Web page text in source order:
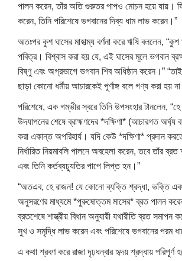
পালন করেন, তাঁর অতি গুরুতর পাপও মোচন হয়ে যায়।
করেন, তিনি পরিশেষে ভগবানের দিব্য ধাম লাভ করেন।”
অতঃপর কুশ ঘাসের মাহাত্ম্য বর্ণনা করে ঋষি বললেন,
পবিত্র। বিশ্বাস করা হয় যে, এই ঘাসের মূলে ভগবান
বিষ্ণু এবং অগ্রভাগে ভগবান শিব অধিষ্ঠান করেন।”
ছাড়া কোনো ধর্মীয় আচারকেই পূর্ণাঙ্গ বলে গণ্য করা হয়
পরিশেষে, এক গম্ভীর স্বরে তিনি উপসংহার টানলেন, “হে
উদযাপনের শেষে ব্রাহ্মণদের *দক্ষিণা* (আচারগত অর্ঘ্য
করা একান্ত অপরিহার্য। যদি কেউ *দক্ষিণা* প্রদান
নির্ধারিত নিয়মাবলি পালনে অবহেলা করেন, তবে তাঁর
এবং তিনি কর্তব্যচ্যুতির পাপে লিপ্ত হন।”
“অতএব, হে রাজন! যে কোনো ব্যক্তি শ্রদ্ধা, ভক্তি এবং
অনুসরণের মাধ্যমে *পুরুষোত্তম মাসের* ব্রত পালন
ব্রতশেষে শাস্ত্রীয় বিধান অনুযায়ী যথারীতি ব্রত
সুখ ও সমৃদ্ধি লাভ করেন এবং পরিশেষে ভগবানের পরম
এ কথা শ্রবণ করে রাজা দৃঢ়ধন্বার হৃদয় শ্রদ্ধায় পরিপূর্ণ